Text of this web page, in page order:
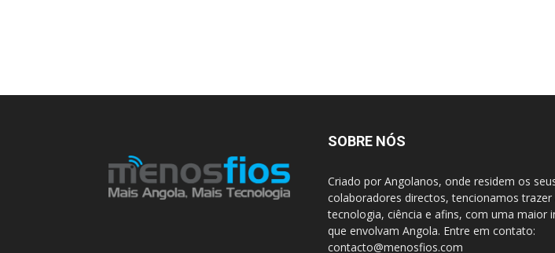
SOBRE NÓS
Criado por Angolanos, onde residem os
colaboradores directos, tencionamos
tecnologia, ciência e afins, com uma maior
que envolvam Angola. Entre em contato:
contacto@menosfios.com